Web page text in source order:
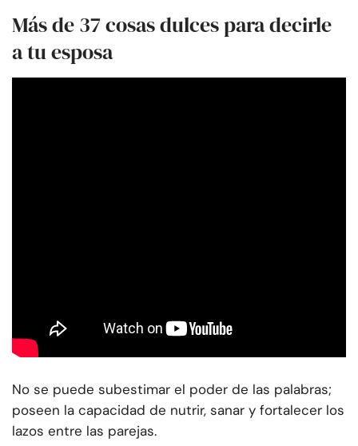
Más de 37 cosas dulces para decirle
a tu esposa
No se puede subestimar el poder de las palabras;
poseen la capacidad de nutrir, sanar y fortalecer los
lazos entre las parejas.